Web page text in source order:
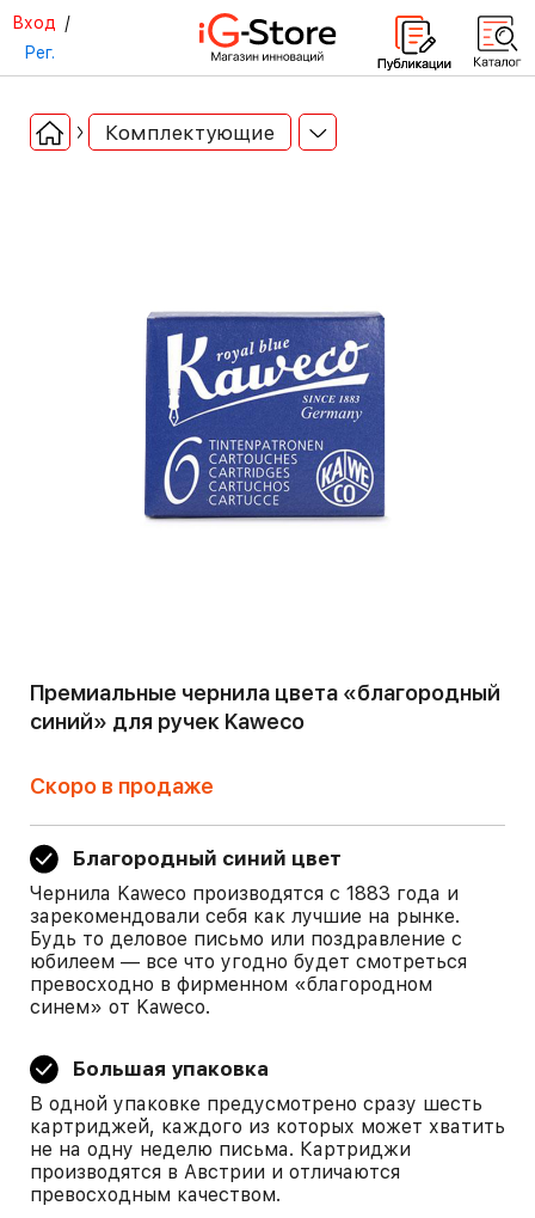
Вход /
Рег.
Комплектующие
Премиальные чернила цвета «благородный
синий» для ручек Kaweco
Скоро в продаже
Благородный синий цвет
Чернила Kaweco производятся с 1883 года и
зарекомендовали себя как лучшие на рынке.
Будь то деловое письмо или поздравление с
юбилеем — все что угодно будет смотреться
превосходно в фирменном «благородном
синем» от Kaweco.
Большая упаковка
В одной упаковке предусмотрено сразу шесть
картриджей, каждого из которых может хватить
не на одну неделю письма. Картриджи
производятся в Австрии и отличаются
превосходным качеством.